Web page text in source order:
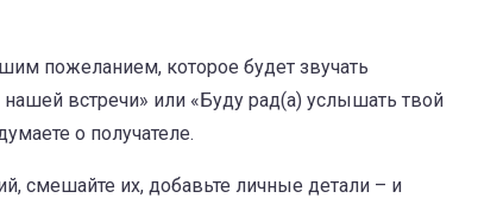
пожеланием, которое будет звучать
встречи» или «Буду рад(а) услышать твой
о получателе.
смешайте их, добавьте личные детали – и